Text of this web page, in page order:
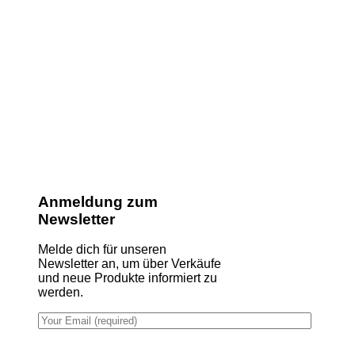
Anmeldung zum
Newsletter
Melde dich für unseren
Newsletter an, um über Verkäufe
und neue Produkte informiert zu
werden.